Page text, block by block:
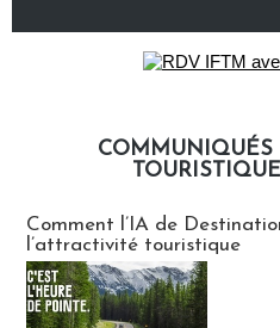
COMMUNIQUÉS
Comment l’IA de
l’attractivité touristique